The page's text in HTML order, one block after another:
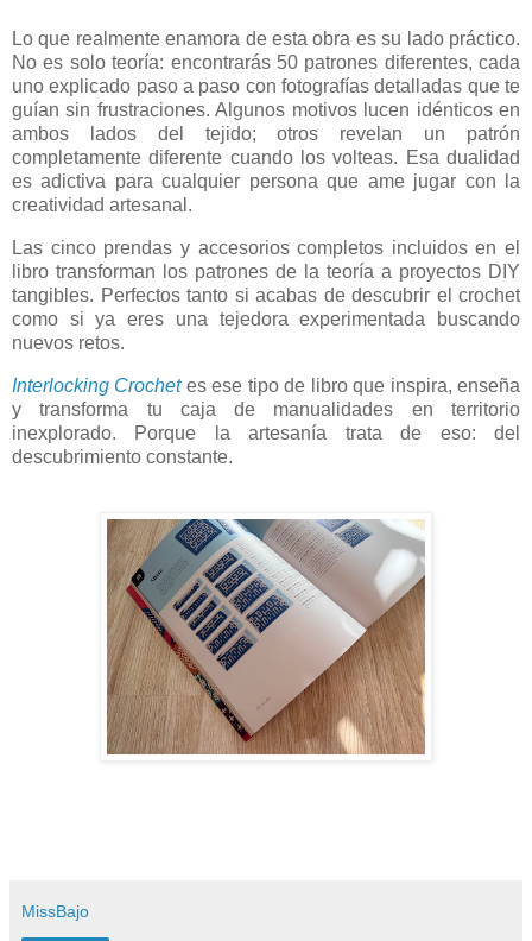
Lo que realmente enamora de esta obra es su lado práctico.
No es solo teoría: encontrarás 50 patrones diferentes, cada
uno explicado paso a paso con fotografías detalladas que te
guían sin frustraciones. Algunos motivos lucen idénticos en
ambos lados del tejido; otros revelan un patrón
completamente diferente cuando los volteas. Esa dualidad
es adictiva para cualquier persona que ame jugar con la
creatividad artesanal.
Las cinco prendas y accesorios completos incluidos en el
libro transforman los patrones de la teoría a proyectos DIY
tangibles. Perfectos tanto si acabas de descubrir el crochet
como si ya eres una tejedora experimentada buscando
nuevos retos.
Interlocking Crochetes ese tipo de libro que inspira, enseña
y transforma tu caja de manualidades en territorio
inexplorado. Porque la artesanía trata de eso: del
descubrimiento constante.
MissBajo